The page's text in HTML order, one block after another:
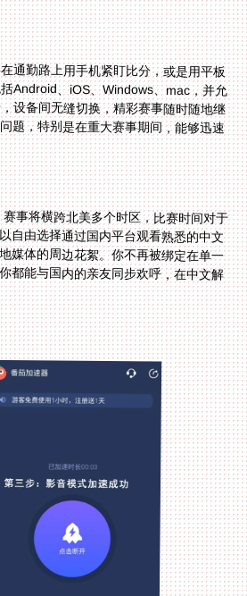
通勤路上用手机紧盯比分，或是用平板
Android、iOS、Windows、mac，并允
设备间无缝切换，精彩赛事随时随地继
题，特别是在重大赛事期间，能够迅速
事将横跨北美多个时区，比赛时间对于
自由选择通过国内平台观看熟悉的中文
媒体的周边花絮。你不再被绑定在单一
都能与国内的亲友同步欢呼，在中文解